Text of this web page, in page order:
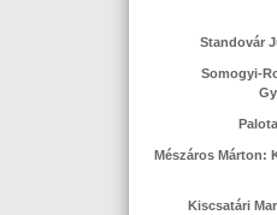
Standovár
Somogyi-
Mészáros Márton:
Kiscsatári